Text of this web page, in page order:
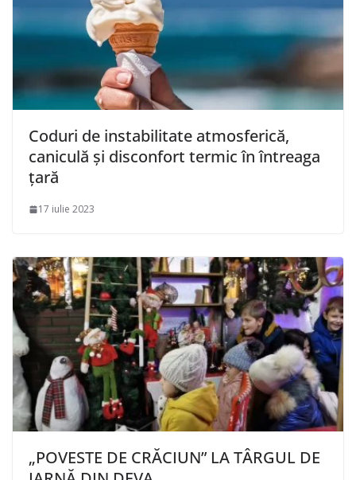
Coduri de instabilitate atmosferică,
caniculă și disconfort termic în întreaga
țară
17 iulie 2023
„POVESTE DE CRĂCIUN” LA TÂRGUL DE